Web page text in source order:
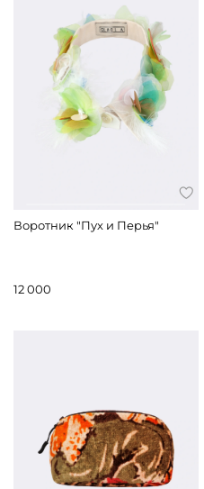
Воротник "Пух и Перья"
12 000